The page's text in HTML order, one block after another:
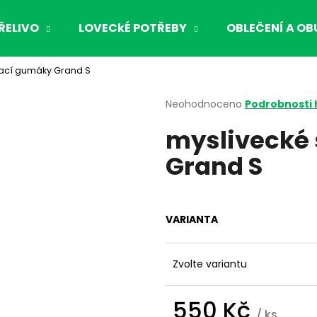
LOVECkÉ POTŘEBY OBLEČENÍ A
gumáky Grand S
Průměrné
je
0,0
z
Neohodnoceno Podrobnosti
Grand S
VARIANTA
Zvolte variantu
550 Kč
Co potřebujete najít?
HLEDAT